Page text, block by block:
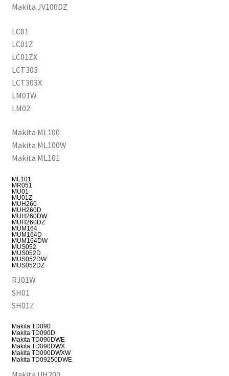
Makita JV100DZ
LC01
LC01Z
LC01ZX
LCT303
LCT303X
LM01W
LM02
Makita ML100
Makita ML100W
Makita ML101
ML101
MR051
MU01
MU01Z
MUH260
MUH260D
MUH260DW
MUH260DZ
MUM164
MUM164D
MUM164DW
MUS052
MUS052D
MUS052DW
MUS052DZ
RJ01W
SH01
SH01Z
Makita TD090
Makita TD090D
Makita TD090DWE
Makita TD090DWX
Makita TD090DWXW
Makita TD09250DWE